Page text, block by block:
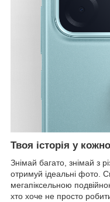
Твоя історія у
Знімай багато, знімай з
отримуй ідеальні фото.
мегапіксельною
хто хоче не просто